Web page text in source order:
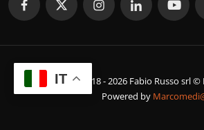
© Copyright 2018 - 2026 Fabio Russo srl ©
Powered by
IT